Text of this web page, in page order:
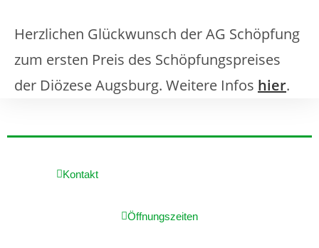
Herzlichen Glückwunsch der AG Schöpfung
zum ersten Preis des Schöpfungspreises
der Diözese Augsburg. Weitere Infos hier.
Kontakt
Öffnungszeiten